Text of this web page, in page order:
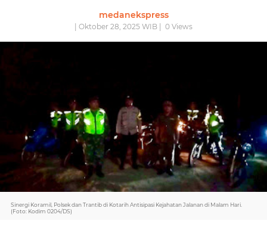
medanekspress
| Oktober 28, 2025 WIB | 0 Views
Sinergi Koramil, Polsek dan Trantib di Kotarih Antisipasi Kejahatan Jalanan di Malam Hari.
(Foto: Kodim 0204/DS)